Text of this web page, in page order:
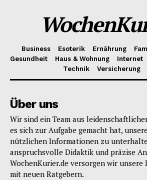
Business Esoterik Ernährung
Gesundheit
Haus & Wohnung Internet
Technik
Versicherung
Über uns
Wir sind ein Team aus
es sich zur Aufgabe gemacht hat,
nützlichen Informationen zu
anspruchsvolle Didaktik und präzise
WochenKurier.de versorgen wir
mit neuen Ratgebern.